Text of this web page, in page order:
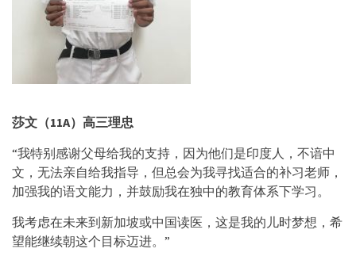
莎文（11A）高三理忠
“我特别感谢父母给我的支持，因为他们是印度人，不谙中
文，无法亲自给我指导，但总会为我寻找适合的补习老师，
加强我的语文能力，并鼓励我在独中的教育体系下学习。
我考虑在未来到新加坡或中国读医，这是我的儿时梦想，希
望能继续朝这个目标迈进。”